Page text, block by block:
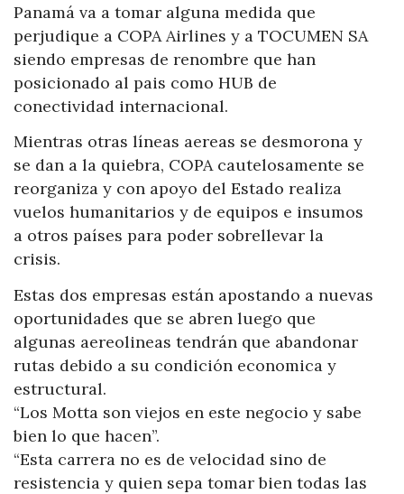
Panamá va a tomar alguna medida que
perjudique a COPA Airlines y a TOCUMEN SA
siendo empresas de renombre que han
posicionado al pais como HUB de
conectividad internacional.
Mientras otras líneas aereas se desmorona y
se dan a la quiebra, COPA cautelosamente se
reorganiza y con apoyo del Estado realiza
vuelos humanitarios y de equipos e insumos
a otros países para poder sobrellevar la
crisis.
Estas dos empresas están apostando a nuevas
oportunidades que se abren luego que
algunas aereolineas tendrán que abandonar
rutas debido a su condición economica y
estructural.
“Los Motta son viejos en este negocio y sabe
bien lo que hacen”.
“Esta carrera no es de velocidad sino de
resistencia y quien sepa tomar bien todas las